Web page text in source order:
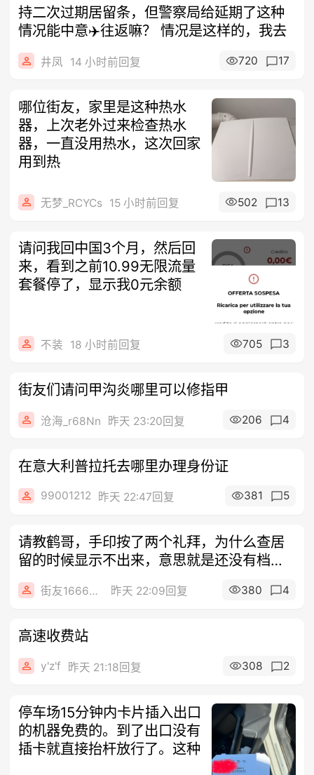
持二次过期居留条，但警察局给延期了这种
情况能中意✈️往返嘛？ 情况是这样的，我去
井凤 14 小时前回复 720 17
哪位街友，家里是这种热水
器，上次老外过来检查热水
器，一直没用热水，这次回家
用到热
无梦_RCYCs 15 小时前回复 502 13
请问我回中国3个月，然后回
来，看到之前10.99无限流量
套餐停了，显示我0元余额
不装 18 小时前回复 705 3
街友们请问甲沟炎哪里可以修指甲
沧海_r68Nn 昨天 23:20回复 206 4
在意大利普拉托去哪里办理身份证
99001212 昨天 22:47回复 381 5
请教鹤哥，手印按了两个礼拜，为什么查居
留的时候显示不出来，意思就是还没有档
案，这
街友16668646 昨天 22:09回复 380 4
高速收费站
y'z'f 昨天 21:18回复 308 2
停车场15分钟内卡片插入出口
的机器免费的。到了出口没有
插卡就直接抬杆放行了。这种